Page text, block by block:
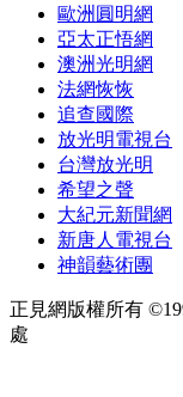
歐洲圓明網
亞太正悟網
澳洲光明網
法網恢恢
追查國際
放光明電視台
台灣放光明
希望之聲
大紀元新聞網
新唐人電視台
神韻藝術團
正見網版權所有
處